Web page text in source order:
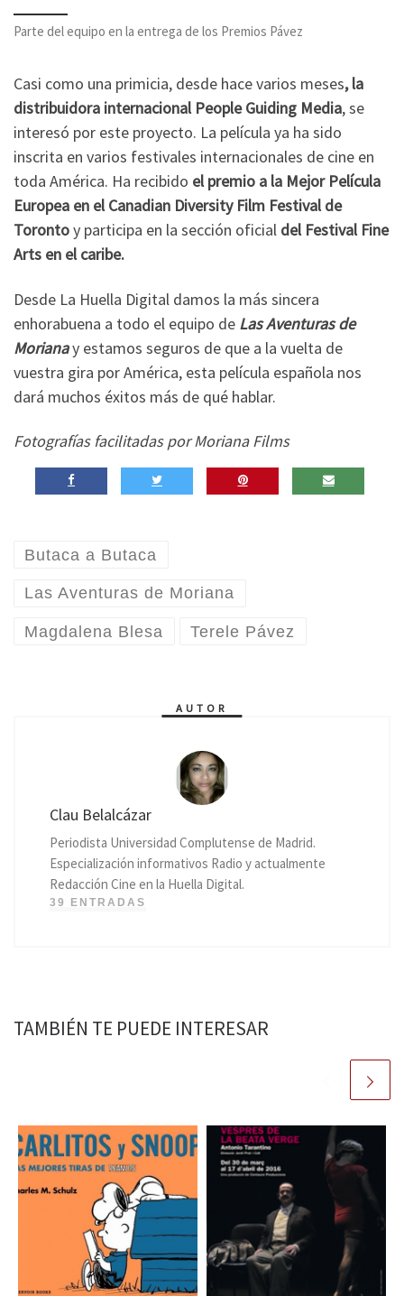
Parte del equipo en la entrega de los Premios Pávez
Casi como una primicia, desde hace varios meses, la
distribuidora internacional People Guiding Media, se
interesó por este proyecto. La película ya ha sido
inscrita en varios festivales internacionales de cine en
toda América. Ha recibido el premio a la Mejor Película
Europea en el Canadian Diversity Film Festival de
Torontoy participa en la sección oficial del Festival Fine
Arts en el caribe.
Desde La Huella Digital damos la más sincera
enhorabuena a todo el equipo de Las Aventuras de
Morianay estamos seguros de que a la vuelta de
vuestra gira por América, esta película española nos
dará muchos éxitos más de qué hablar.
Fotografías facilitadas por Moriana Films
Butaca a Butaca
Las Aventuras de Moriana
Magdalena Blesa Terele Pávez
AUTOR
Clau Belalcázar
Periodista Universidad Complutense de Madrid.
Especialización informativos Radio y actualmente
Redacción Cine en la Huella Digital.
39 ENTRADAS
TAMBIÉN TE PUEDE INTERESAR